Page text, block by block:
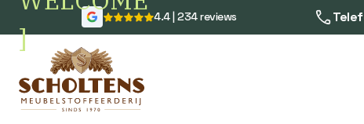
]
4.4 | 234 reviews